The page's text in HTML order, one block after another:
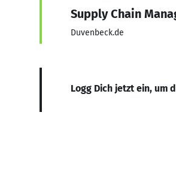
Supply Chain
Duvenbeck.de
Logg Dich jetzt ein, um